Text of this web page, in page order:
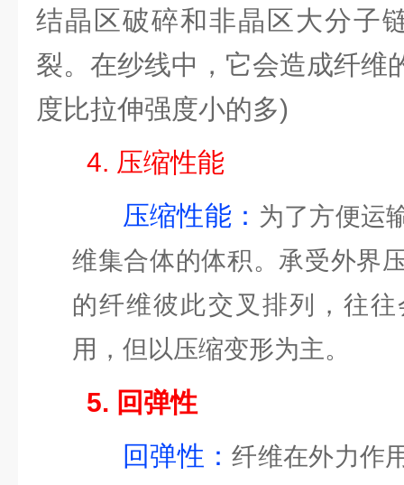
结晶区破碎和非晶区大分子
裂。在纱线中，它会造成纤维
度比拉伸强度小的多)
4. 压缩性能
压缩性能： 为了方便运
维集合体的体积。承受外界
的纤维彼此交叉排列，往
用，但以压缩变形为主。
5. 回弹性
回弹性：纤维在外力作